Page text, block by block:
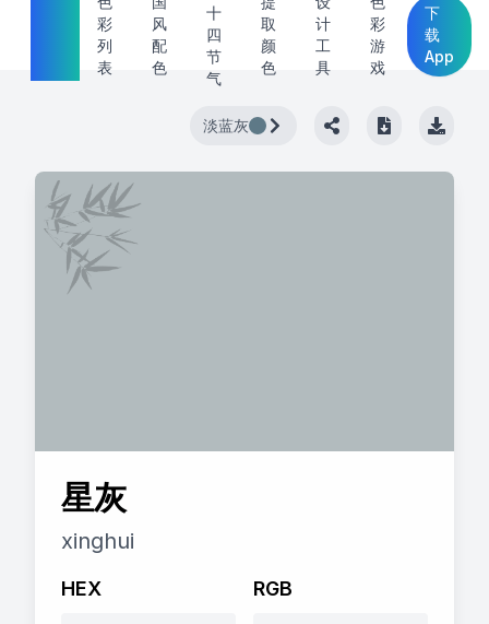
彩
列
表
风
配
色
十
四
节
气
取
颜
色
计
工
具
彩
游
戏
下
载
App
淡蓝灰
星灰
xinghui
HEX RGB